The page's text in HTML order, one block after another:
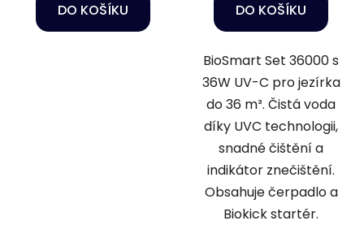
DO KOŠÍKU DO KOŠÍKU
BioSmart Set 36000 s
36W UV-C pro jezírka
do 36 m³. Čistá voda
díky UVC technologii,
snadné čištění a
indikátor znečištění.
Obsahuje čerpadlo a
Biokick startér.